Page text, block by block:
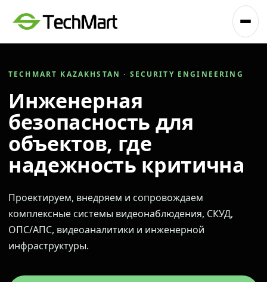
TECHMART KAZAKHSTAN · SECURITY ENGINEERING
Инженерная
безопасность для
объектов, где
надежность критична
Проектируем, внедряем и сопровождаем
комплексные системы видеонаблюдения, СКУД,
ОПС/АПС, видеоаналитики и инженерной
инфраструктуры.